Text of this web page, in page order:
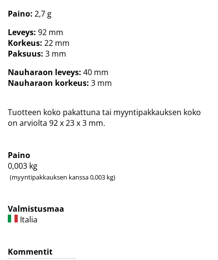
Paino: 2,7 g
Leveys: 92 mm
Korkeus: 22 mm
Paksuus: 3 mm
Nauharaon leveys: 40 mm
Nauharaon korkeus: 3 mm
Tuotteen koko pakattuna tai myyntipakkauksen koko
on arviolta 92 x 23 x 3 mm.
Paino
0,003 kg
(myyntipakkauksen kanssa 0,003 kg)
Valmistusmaa
Italia
Kommentit